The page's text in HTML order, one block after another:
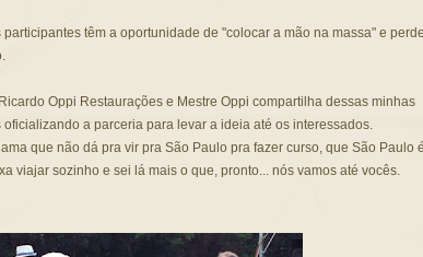
têm a oportunidade de "colocar a mão na massa" e
Oppi Restaurações e Mestre Oppi compartilha dessas minhas
oficializando a parceria para levar a ideia até os interessados.
que não dá pra vir pra São Paulo pra fazer curso, que São Paulo é
viajar sozinho e sei lá mais o que, pronto... nós vamos até vocês.